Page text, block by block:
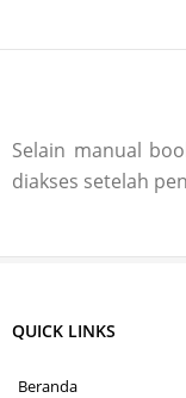
Selain manual
diakses setelah
QUICK LINKS
Beranda